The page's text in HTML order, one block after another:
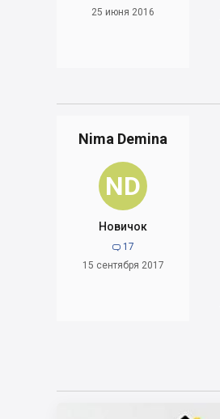
25 июня 2016
Nima Demina
ND
Новичок
 17
15 сентября 2017